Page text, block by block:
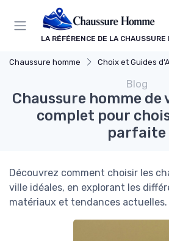
LA RÉFÉRENCE DE LA CHAUSSURE
Chaussure homme Choix et Guides
Blog
Chaussure homme de
complet pour
parfaite
Découvrez comment choisir les
ville idéales, en explorant les
matériaux et tendances actuelles.
Panneau de gestion des cookies